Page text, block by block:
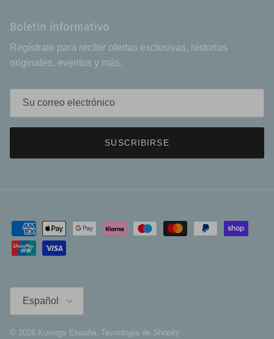
Boletin informativo
Regístrate para recibir ofertas exclusivas, historias
originales, eventos y más.
SUSCRIBIRSE
Español
© 2026 Kuvings España Tecnología de Shopify